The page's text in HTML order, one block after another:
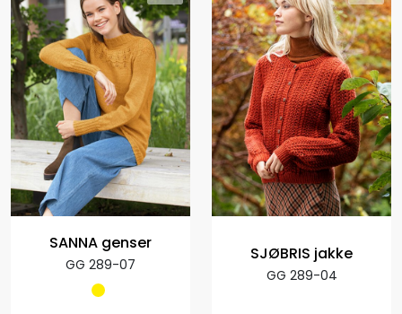
SANNA genser
GG 289-07
SJØBRIS jakke
GG 289-04